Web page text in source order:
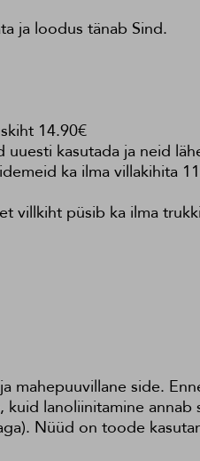
ja loodus tänab Sind.
14.90€
kasutada ja neid
ka ilma villakihita
villkiht püsib ka ilma
mahepuuvillane side.
kuid lanoliinitamine
Nüüd on toode